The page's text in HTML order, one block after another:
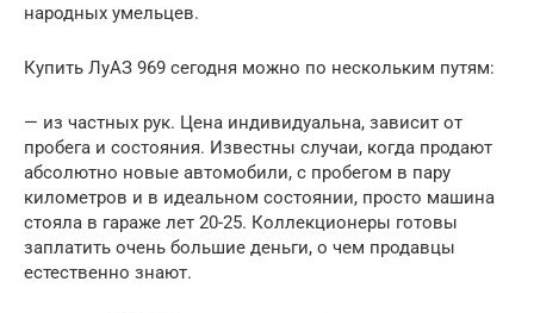
народных умельцев.
Купить ЛуАЗ 969 сегодня можно по нескольким путям:
— из частных рук. Цена индивидуальна, зависит от
пробега и состояния. Известны случаи, когда продают
абсолютно новые автомобили, с пробегом в пару
километров и в идеальном состоянии, просто машина
стояла в гараже лет 20-25. Коллекционеры готовы
заплатить очень большие деньги, о чем продавцы
естественно знают.